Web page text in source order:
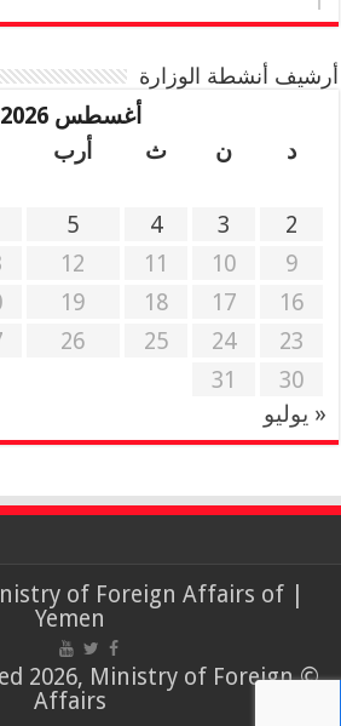
أرشيف أنشطة الوزارة
أغسطس 2026
د
ن ث أرب
2
3
4
5
9
10
11
12
16
17
18
19
23
24
25
26
30
31
« يوليو
of Foreign Affairs of
Yemen
2026, Ministry of Foreign
Affairs